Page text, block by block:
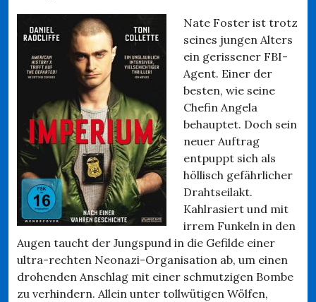
Nate Foster ist trotz
seines jungen Alters
ein gerissener FBI-
Agent. Einer der
besten, wie seine
Chefin Angela
behauptet. Doch sein
neuer Auftrag
entpuppt sich als
höllisch gefährlicher
Drahtseilakt.
Kahlrasiert und mit
irrem Funkeln in den
Augen taucht der Jungspund in die Gefilde einer
ultra-rechten Neonazi-Organisation ab, um einen
drohenden Anschlag mit einer schmutzigen Bombe
zu verhindern. Allein unter tollwütigen Wölfen,